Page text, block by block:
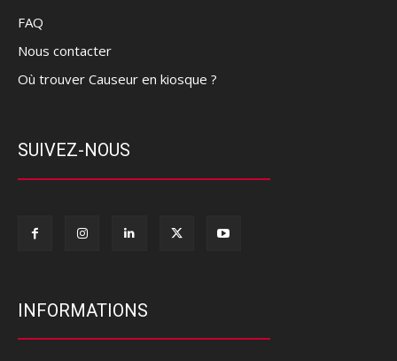
FAQ
Nous contacter
Où trouver Causeur en kiosque ?
SUIVEZ-NOUS
INFORMATIONS